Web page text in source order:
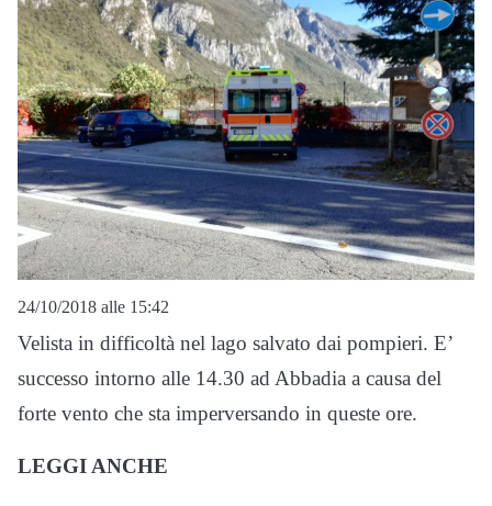
24/10/2018 alle 15:42
Velista in difficoltà nel lago salvato dai pompieri. E’
successo intorno alle 14.30 ad Abbadia a causa del
forte vento che sta imperversando in queste ore.
LEGGI ANCHE